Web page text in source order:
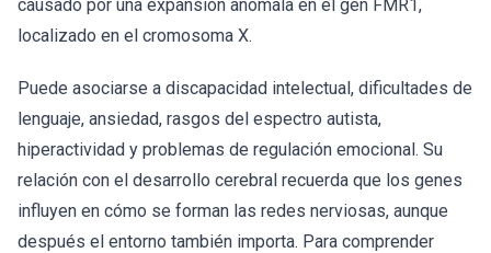
causado por una expansión anómala en el gen FMR1,
localizado en el cromosoma X.
Puede asociarse a discapacidad intelectual, dificultades de
lenguaje, ansiedad, rasgos del espectro autista,
hiperactividad y problemas de regulación emocional. Su
relación con el desarrollo cerebral recuerda que los genes
influyen en cómo se forman las redes nerviosas, aunque
después el entorno también importa. Para comprender